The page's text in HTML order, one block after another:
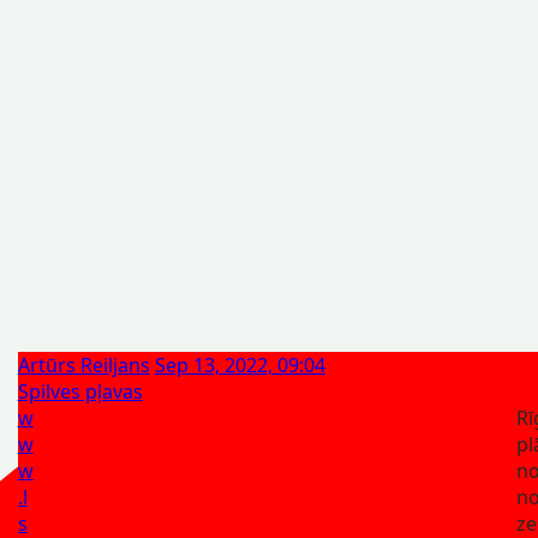
Artūrs Reiljans Sep 13, 2022, 09:04
Spilves pļavas
w
w
w
.l
s